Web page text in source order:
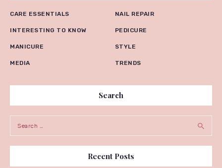
CARE ESSENTIALS
INTERESTING TO KNOW
MANICURE
MEDIA
NAIL REPAIR
PEDICURE
STYLE
TRENDS
Search
Recent Posts